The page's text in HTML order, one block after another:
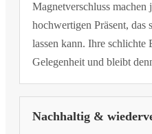
Magnetverschluss machen
hochwertigen Präsent, das
lassen kann. Ihre schlichte
Gelegenheit und bleibt
Nachhaltig &